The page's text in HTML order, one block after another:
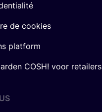
de cookies
platform
COSH! voor retailers